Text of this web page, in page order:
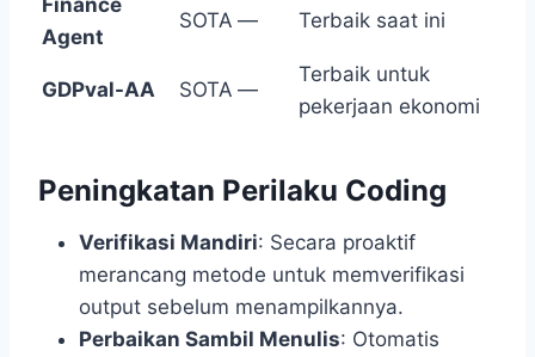
Agent
SOTA — Terbaik saat ini
GDPval-AA SOTA —
Terbaik untuk
pekerjaan ekonomi
Peningkatan Perilaku Coding
Verifikasi Mandiri: Secara proaktif
merancang metode untuk memverifikasi
output sebelum menampilkannya.
Perbaikan Sambil Menulis: Otomatis